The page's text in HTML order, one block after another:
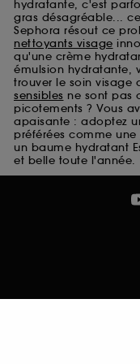
hydratante, c'est
gras désagréable...
Sephora résout ce
nettoyants visage
qu'une crème
émulsion hydratante,
trouver le soin visage
sensibles ne sont pas
picotements ? Vous
apaisante : adoptez
préférées comme une
un baume hydratant
et belle toute l'année.
Cookies de
ils nous
fraudes aux
usurpations
Cookies
permettant
certaines
cookies
vous faire
prolongée
sans saisir à
A l'exception des
pouvez